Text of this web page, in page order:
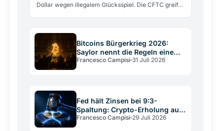
Dollar wegen illegalem Glücksspiel. Die CFTC greift
Bitcoins Bürgerkrieg 2026:
Saylor nennt die Regeln eine
Verfassung
Francesco Campisi 31 Juli 2026
Fed hält Zinsen bei 9:3-
Spaltung: Crypto-Erholung auf
wackligem Grund
Francesco Campisi 29 Juli 2026